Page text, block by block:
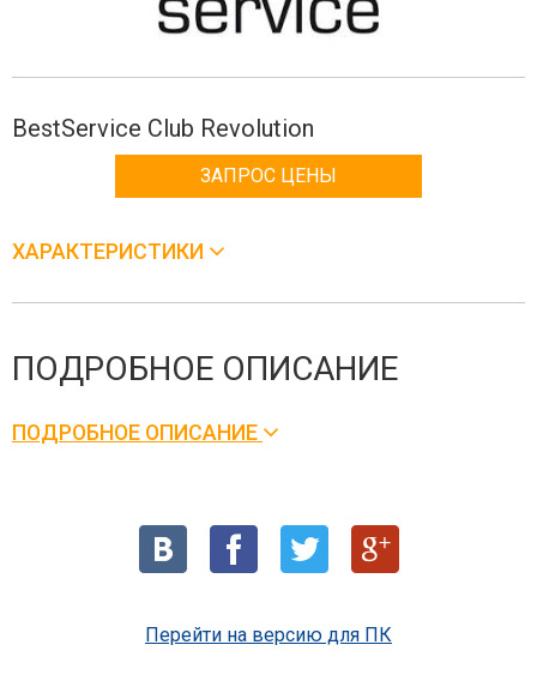
BestService Club Revolution
ЗАПРОС ЦЕНЫ
ХАРАКТЕРИСТИКИ
ПОДРОБНОЕ ОПИСАНИЕ
ПОДРОБНОЕ ОПИСАНИЕ
Перейти на версию для ПК